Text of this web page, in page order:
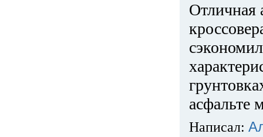
Отличная
асфальте
Написал: